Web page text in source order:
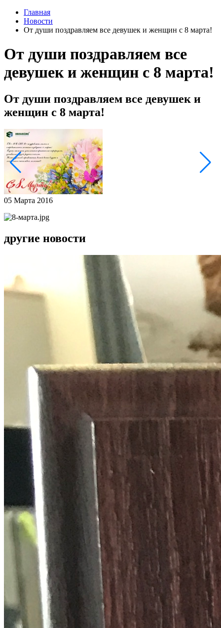
Главная
Новости
От души поздравляем все девушек и женщин с 8 марта!
От души поздравляем все
девушек и женщин с 8 марта!
От души поздравляем все девушек и
женщин с 8 марта!
05 Марта 2016
другие новости